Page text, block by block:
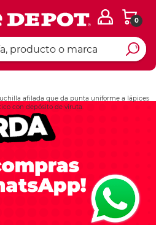
0
afilada que da punta uniforme a lápices
con depósito de viruta.
Ingresar Codigo